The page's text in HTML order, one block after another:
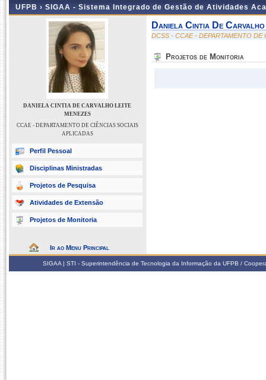
UFPB › SIGAA - Sistema Integrado de Gestão de Atividades
DANIELA CINTIA DE CARVALHO LEITE
MENEZES
CCAE - DEPARTAMENTO DE CIÊNCIAS SOCIAIS
APLICADAS
Perfil Pessoal
Disciplinas Ministradas
Projetos de Pesquisa
Atividades de Extensão
Projetos de Monitoria
Ir ao Menu Principal
Daniela Cintia De Carvalho
DCSS - CCAE - DEPARTAMENTO DE
Projetos de Monitoria
SIGAA | STI - Superintendência de Tecnologia da Informação da UFPB /